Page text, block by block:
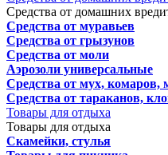
Средства от домашних
Средства от муравьев
Средства от грызунов
Средства от моли
Аэрозоли универсальные
Средства от мух,
Средства от тараканов,
Товары для отдыха
Товары для отдыха
Скамейки, стулья